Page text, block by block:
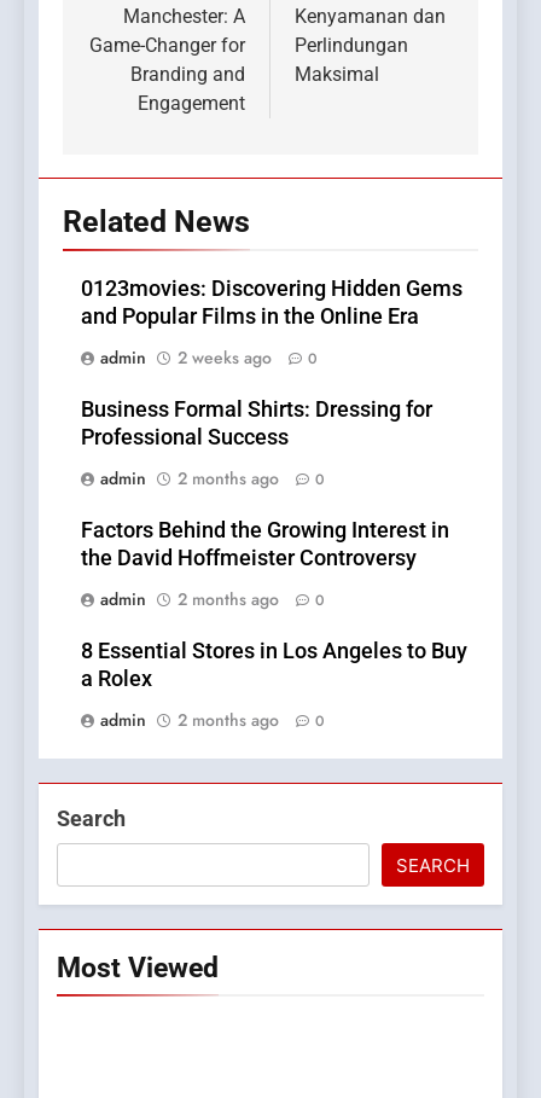
Manchester: A
Game-Changer for
Branding and
Engagement
Kenyamanan dan
Perlindungan
Maksimal
Related News
0123movies: Discovering Hidden Gems
and Popular Films in the Online Era
admin
2 weeks ago 0
Business Formal Shirts: Dressing for
Professional Success
admin
2 months ago 0
Factors Behind the Growing Interest in
the David Hoffmeister Controversy
admin
2 months ago 0
8 Essential Stores in Los Angeles to Buy
a Rolex
admin
2 months ago 0
Search
SEARCH
Most Viewed